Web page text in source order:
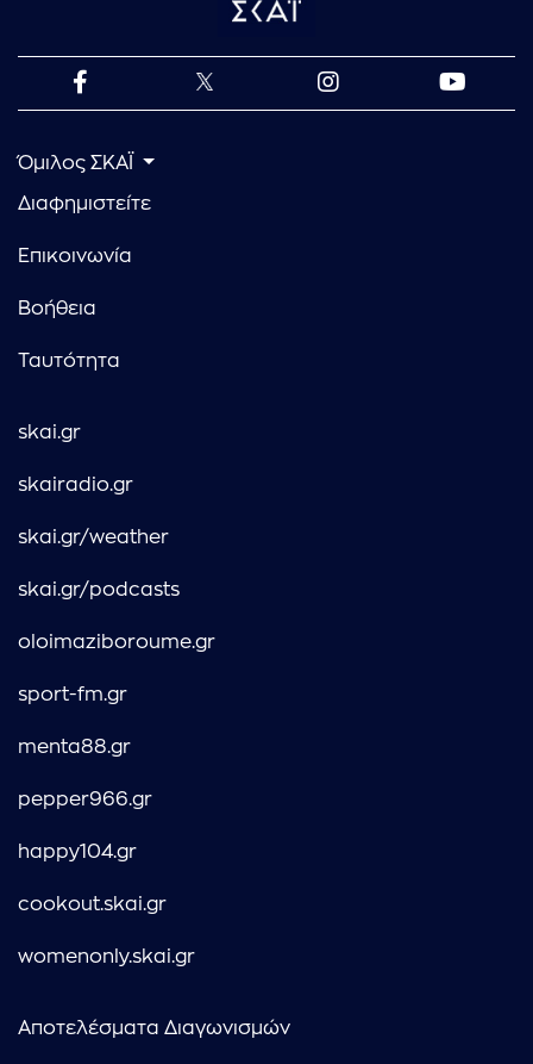
Όμιλος ΣΚΑΪ
Διαφημιστείτε
Επικοινωνία
Βοήθεια
Ταυτότητα
skai.gr
skairadio.gr
skai.gr/weather
skai.gr/podcasts
oloimaziboroume.gr
sport-fm.gr
menta88.gr
pepper966.gr
happy104.gr
cookout.skai.gr
womenonly.skai.gr
Αποτελέσματα Διαγωνισμών